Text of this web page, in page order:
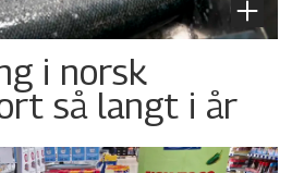
i norsk
så langt i år